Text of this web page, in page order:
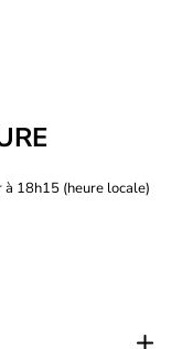
à 18h15 (heure locale)